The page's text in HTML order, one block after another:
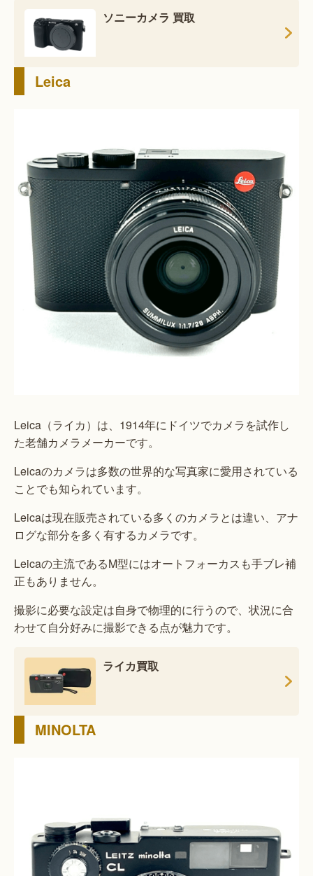
ソニーカメラ 買取
Leica
Leica（ライカ）は、1914年にドイツでカメラを試作し
た老舗カメラメーカーです。
Leicaのカメラは多数の世界的な写真家に愛用されている
ことでも知られています。
Leicaは現在販売されている多くのカメラとは違い、アナ
ログな部分を多く有するカメラです。
Leicaの主流であるM型にはオートフォーカスも手ブレ補
正もありません。
撮影に必要な設定は自身で物理的に行うので、状況に合
わせて自分好みに撮影できる点が魅力です。
ライカ買取
MINOLTA